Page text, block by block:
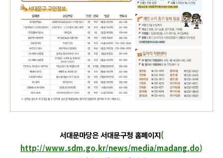
서대문마당은 서대문구청 홈페이지(
http://www.sdm.go.kr/news/media/madang.do)